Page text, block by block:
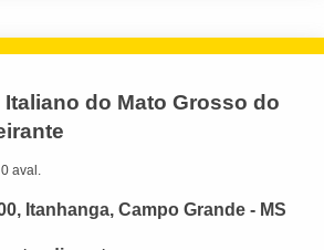
do Mato Grosso do
0 aval.
Itanhanga, Campo Grande - MS